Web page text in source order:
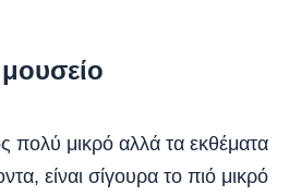
πολύ μικρό αλλά τα εκθέματα
είναι σίγουρα το πιό μικρό